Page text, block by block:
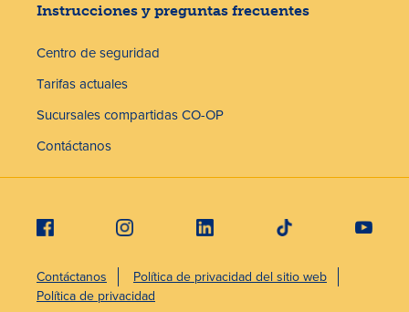
Instrucciones y preguntas frecuentes
Centro de seguridad
Tarifas actuales
Sucursales compartidas CO-OP
Contáctanos
Contáctanos
Política de privacidad del sitio web
Política de privacidad